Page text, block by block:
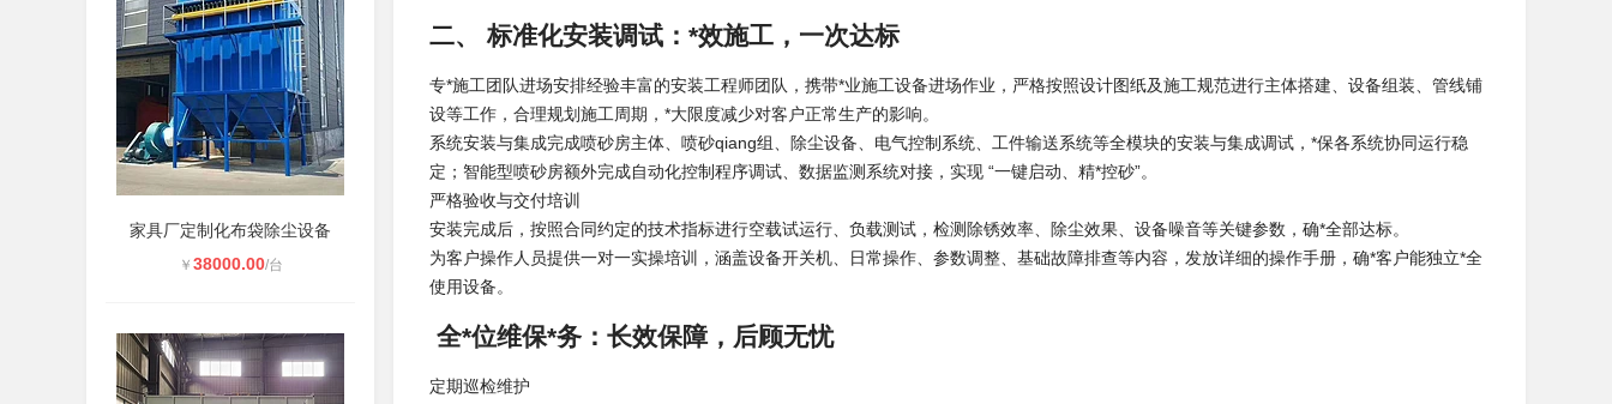
家具厂定制化布袋除尘设备
￥ 38000.00/台
二、 标准化安装调试：*效施工，一次达标
专*施工团队进场安排经验丰富的安装工程师团队，携带*业施工设备进场作业，严格按照设计图纸及施工规范进行主体搭建、设备组装、管线铺
设等工作，合理规划施工周期，*大限度减少对客户正常生产的影响。
系统安装与集成完成喷砂房主体、喷砂qiang组、除尘设备、电气控制系统、工件输送系统等全模块的安装与集成调试，*保各系统协同运行稳
定；智能型喷砂房额外完成自动化控制程序调试、数据监测系统对接，实现 “一键启动、精*控砂”。
严格验收与交付培训
安装完成后，按照合同约定的技术指标进行空载试运行、负载测试，检测除锈效率、除尘效果、设备噪音等关键参数，确*全部达标。
为客户操作人员提供一对一实操培训，涵盖设备开关机、日常操作、参数调整、基础故障排查等内容，发放详细的操作手册，确*客户能独立*全
使用设备。
全*位维保*务：长效保障，后顾无忧
定期巡检维护